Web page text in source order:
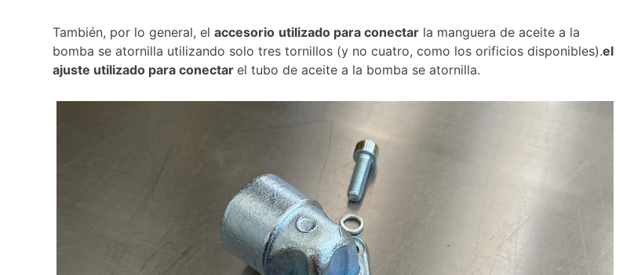
También, por lo general, elaccesorio utilizado para conectar la manguera de aceite a la
bomba se atornilla utilizando solo tres tornillos (y no cuatro, como los orificios disponibles).el
ajuste utilizado para conectarel tubo de aceite a la bomba se atornilla.